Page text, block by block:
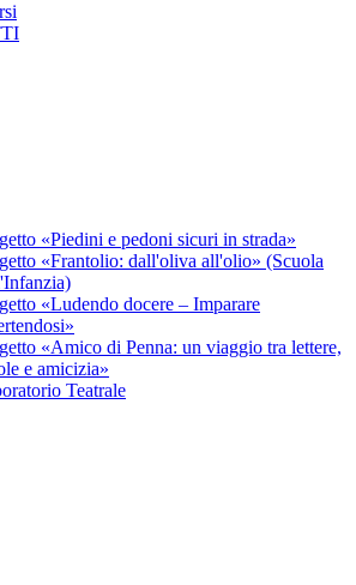
«Piedini e pedoni sicuri in strada»
«Frantolio: dall'oliva all'olio» (Scuola
«Ludendo docere – Imparare
«Amico di Penna: un viaggio tra lettere,
e amicizia»
Teatrale